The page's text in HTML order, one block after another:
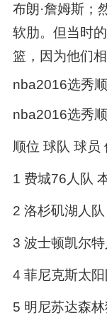
布朗·詹姆斯；
软肋。但当时
篮，因为他们
nba2016选秀
nba2016选秀
顺位 球队 球员
1 费城76人队
2 洛杉矶湖人
3 波士顿凯尔
4 菲尼克斯太
5 明尼苏达森